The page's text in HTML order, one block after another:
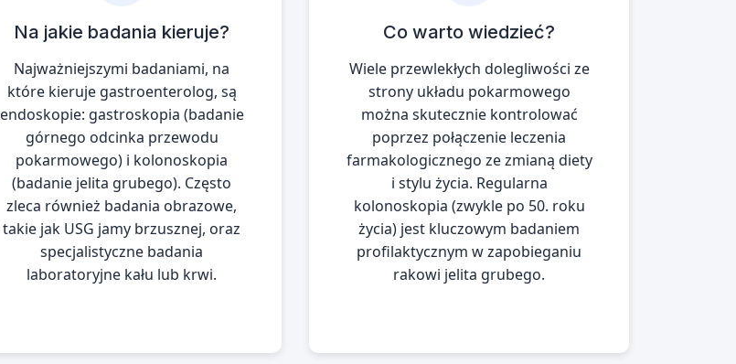
Na jakie badania kieruje?
Najważniejszymi badaniami, na
które kieruje gastroenterolog, są
endoskopie: gastroskopia (badanie
górnego odcinka przewodu
pokarmowego) i kolonoskopia
(badanie jelita grubego). Często
zleca również badania obrazowe,
takie jak USG jamy brzusznej, oraz
specjalistyczne badania
laboratoryjne kału lub krwi.
Co warto wiedzieć?
Wiele przewlekłych dolegliwości ze
strony układu pokarmowego
można skutecznie kontrolować
poprzez połączenie leczenia
farmakologicznego ze zmianą diety
i stylu życia. Regularna
kolonoskopia (zwykle po 50. roku
życia) jest kluczowym badaniem
profilaktycznym w zapobieganiu
rakowi jelita grubego.